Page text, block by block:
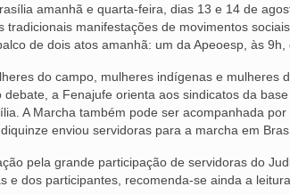
amanhã e quarta-feira, dias 13 e 14 de
tradicionais manifestações de movimentos
de dois atos amanhã: um da Apeoesp, às
do campo, mulheres indígenas e mulheres
debate, a Fenajufe orienta aos sindicatos da
A Marcha também pode ser acompanhada
enviou servidoras para a marcha em
pela grande participação de servidoras do
e dos participantes, recomenda-se ainda a